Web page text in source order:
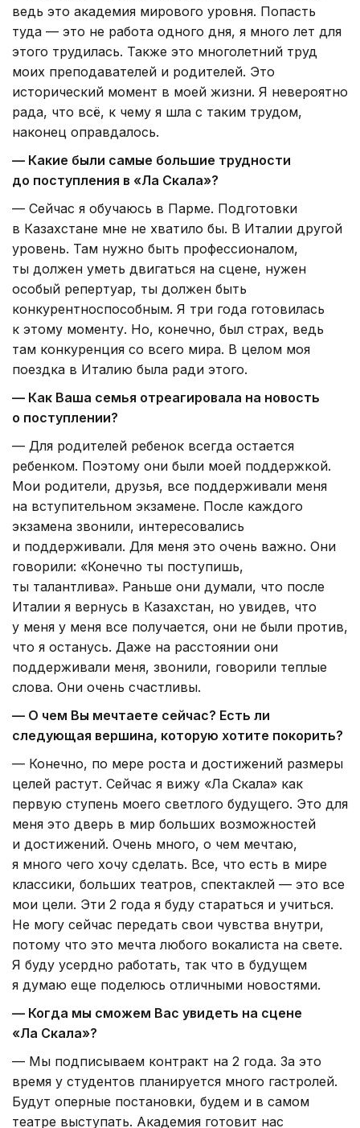
ведь это академия мирового уровня. Попасть
туда — это не работа одного дня, я много лет для
этого трудилась. Также это многолетний труд
моих преподавателей и родителей. Это
исторический момент в моей жизни. Я невероятно
рада, что всё, к чему я шла с таким трудом,
наконец оправдалось.
— Какие были самые большие трудности
до поступления в «Ла Скала»?
— Сейчас я обучаюсь в Парме. Подготовки
в Казахстане мне не хватило бы. В Италии другой
уровень. Там нужно быть профессионалом,
ты должен уметь двигаться на сцене, нужен
особый репертуар, ты должен быть
конкурентноспособным. Я три года готовилась
к этому моменту. Но, конечно, был страх, ведь
там конкуренция со всего мира. В целом моя
поездка в Италию была ради этого.
— Как Ваша семья отреагировала на новость
о поступлении?
— Для родителей ребенок всегда остается
ребенком. Поэтому они были моей поддержкой.
Мои родители, друзья, все поддерживали меня
на вступительном экзамене. После каждого
экзамена звонили, интересовались
и поддерживали. Для меня это очень важно. Они
говорили: «Конечно ты поступишь,
ты талантлива». Раньше они думали, что после
Италии я вернусь в Казахстан, но увидев, что
у меня у меня все получается, они не были против,
что я останусь. Даже на расстоянии они
поддерживали меня, звонили, говорили теплые
слова. Они очень счастливы.
— О чем Вы мечтаете сейчас? Есть ли
следующая вершина, которую хотите покорить?
— Конечно, по мере роста и достижений размеры
целей растут. Сейчас я вижу «Ла Скала» как
первую ступень моего светлого будущего. Это для
меня это дверь в мир больших возможностей
и достижений. Очень много, о чем мечтаю,
я много чего хочу сделать. Все, что есть в мире
классики, больших театров, спектаклей — это все
мои цели. Эти 2 года я буду стараться и учиться.
Не могу сейчас передать свои чувства внутри,
потому что это мечта любого вокалиста на свете.
Я буду усердно работать, так что в будущем
я думаю еще поделюсь отличными новостями.
— Когда мы сможем Вас увидеть на сцене
«Ла Скала»?
— Мы подписываем контракт на 2 года. За это
время у студентов планируется много гастролей.
Будут оперные постановки, будем и в самом
театре выступать. Академия готовит нас